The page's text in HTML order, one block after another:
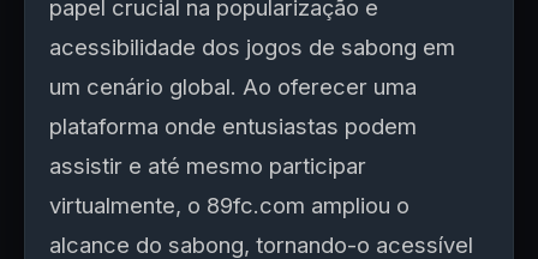
papel crucial na popularização e
acessibilidade dos jogos de sabong em
um cenário global. Ao oferecer uma
plataforma onde entusiastas podem
assistir e até mesmo participar
virtualmente, o 89fc.com ampliou o
alcance do sabong, tornando-o acessível